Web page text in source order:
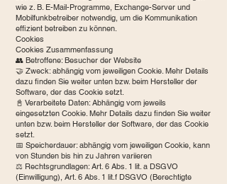
wie z. B. E-Mail-Programme, Exchange-Server und
Mobilfunkbetreiber notwendig, um die Kommunikation
effizient betreiben zu können.
Cookies
Cookies Zusammenfassung
👥 Betroffene: Besucher der Website
🤝 Zweck: abhängig vom jeweiligen Cookie. Mehr Details
dazu finden Sie weiter unten bzw. beim Hersteller der
Software, der das Cookie setzt.
📓 Verarbeitete Daten: Abhängig vom jeweils
eingesetzten Cookie. Mehr Details dazu finden Sie weiter
unten bzw. beim Hersteller der Software, der das Cookie
setzt.
📅 Speicherdauer: abhängig vom jeweiligen Cookie, kann
von Stunden bis hin zu Jahren variieren
⚖️ Rechtsgrundlagen: Art. 6 Abs. 1 lit. a DSGVO
(Einwilligung), Art. 6 Abs. 1 lit.f DSGVO (Berechtigte